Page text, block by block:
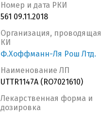
Номер и дата РКИ
561 09.11.2018
Организация, проводящая
КИ
Ф.Хоффманн-Ля Рош Лтд.
Наименование ЛП
UTTR1147A (RO7021610)
Лекарственная форма и
дозировка